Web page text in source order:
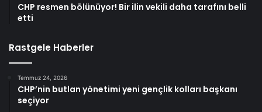
CHP resmen bölünüyor! Bir ilin vekili daha tarafını belli
etti
Rastgele Haberler
Temmuz 24, 2026
CHP’nin butlan yönetimi yeni gençlik kolları başkanı
seçiyor